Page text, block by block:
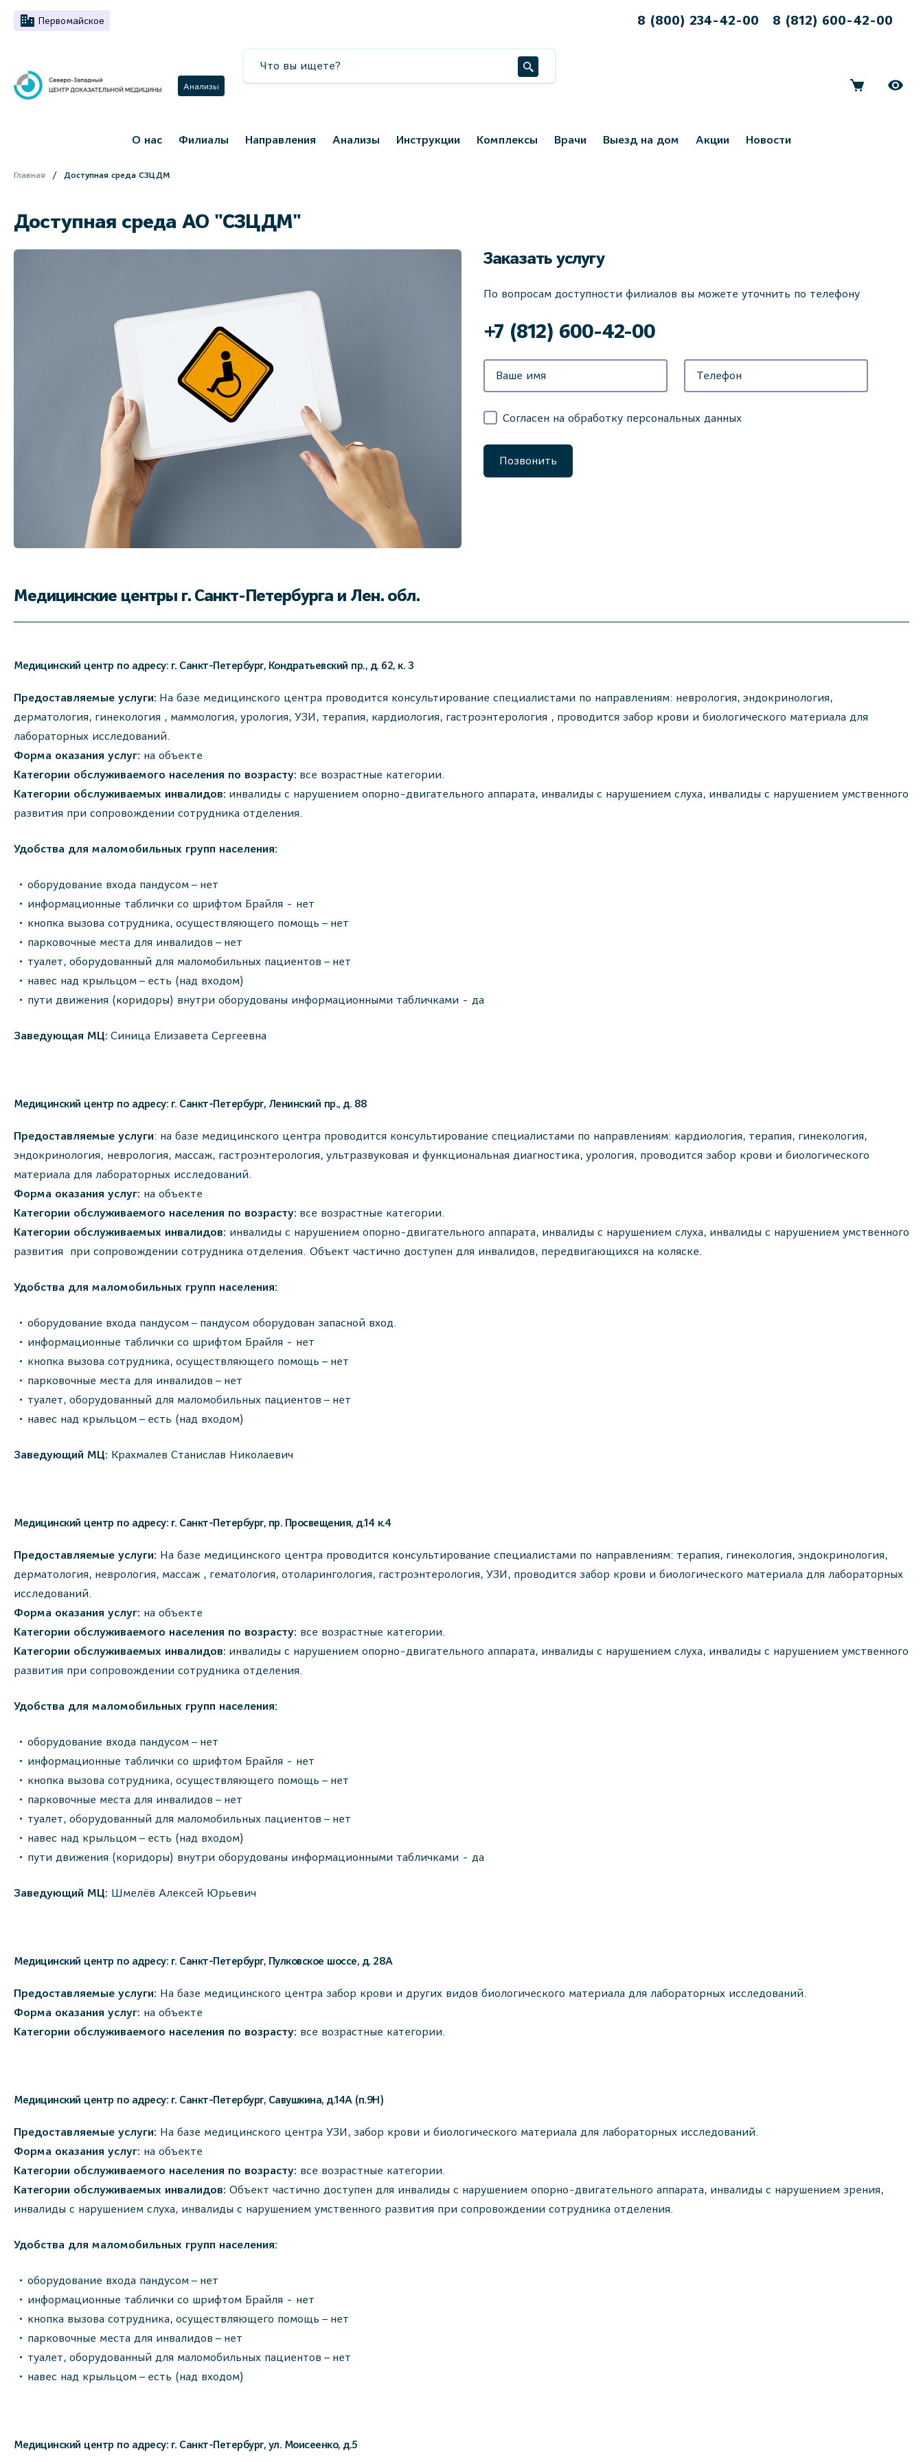
Первомайское 8 (800) 234-42-00 8 (812) 600-42-00
Анализы
О нас Филиалы Направления Анализы Инструкции Комплексы Врачи Выезд на дом Акции Новости
Главная Доступная среда СЗЦДМ
Доступная среда АО "СЗЦДМ"
Заказать услугу
По вопросам доступности филиалов вы можете уточнить по телефону
+7 (812) 600-42-00
Согласен на обработку персональных данных
Позвонить
Медицинские центры г. Санкт-Петербурга и Лен. обл.
Медицинский центр по адресу: г. Санкт-Петербург, Кондратьевский пр., д. 62, к. 3
Предоставляемые услуги: На базе медицинского центра проводится консультирование специалистами по направлениям: неврология, эндокринология,
дерматология, гинекология , маммология, урология, УЗИ, терапия, кардиология, гастроэнтерология , проводится забор крови и биологического материала для
лабораторных исследований.
Форма оказания услуг: на объекте
Категории обслуживаемого населения по возрасту: все возрастные категории.
Категории обслуживаемых инвалидов: инвалиды с нарушением опорно-двигательного аппарата, инвалиды с нарушением слуха, инвалиды с нарушением умственного
развития при сопровождении сотрудника отделения.
Удобства для маломобильных групп населения:
оборудование входа пандусом – нет
информационные таблички со шрифтом Брайля - нет
кнопка вызова сотрудника, осуществляющего помощь – нет
парковочные места для инвалидов – нет
туалет, оборудованный для маломобильных пациентов – нет
навес над крыльцом – есть (над входом)
пути движения (коридоры) внутри оборудованы информационными табличками - да
Заведующая МЦ: Синица Елизавета Сергеевна
Медицинский центр по адресу: г. Санкт-Петербург, Ленинский пр., д. 88
Предоставляемые услуги: на базе медицинского центра проводится консультирование специалистами по направлениям: кардиология, терапия, гинекология,
эндокринология, неврология, массаж, гастроэнтерология, ультразвуковая и функциональная диагностика, урология, проводится забор крови и биологического
материала для лабораторных исследований.
Форма оказания услуг: на объекте
Категории обслуживаемого населения по возрасту: все возрастные категории.
Категории обслуживаемых инвалидов: инвалиды с нарушением опорно-двигательного аппарата, инвалиды с нарушением слуха, инвалиды с нарушением умственного
развития при сопровождении сотрудника отделения. Объект частично доступен для инвалидов, передвигающихся на коляске.
Удобства для маломобильных групп населения:
оборудование входа пандусом – пандусом оборудован запасной вход.
информационные таблички со шрифтом Брайля - нет
кнопка вызова сотрудника, осуществляющего помощь – нет
парковочные места для инвалидов – нет
туалет, оборудованный для маломобильных пациентов – нет
навес над крыльцом – есть (над входом)
Заведующий МЦ: Крахмалев Станислав Николаевич
Медицинский центр по адресу: г. Санкт-Петербург, пр. Просвещения, д.14 к.4
Предоставляемые услуги: На базе медицинского центра проводится консультирование специалистами по направлениям: терапия, гинекология, эндокринология,
дерматология, неврология, массаж , гематология, отоларингология, гастроэнтерология, УЗИ, проводится забор крови и биологического материала для лабораторных
исследований.
Форма оказания услуг: на объекте
Категории обслуживаемого населения по возрасту: все возрастные категории.
Категории обслуживаемых инвалидов: инвалиды с нарушением опорно-двигательного аппарата, инвалиды с нарушением слуха, инвалиды с нарушением умственного
развития при сопровождении сотрудника отделения.
Удобства для маломобильных групп населения:
оборудование входа пандусом – нет
информационные таблички со шрифтом Брайля - нет
кнопка вызова сотрудника, осуществляющего помощь – нет
парковочные места для инвалидов – нет
туалет, оборудованный для маломобильных пациентов – нет
навес над крыльцом – есть (над входом)
пути движения (коридоры) внутри оборудованы информационными табличками - да
Заведующий МЦ: Шмелёв Алексей Юрьевич
Медицинский центр по адресу: г. Санкт-Петербург, Пулковское шоссе, д. 28А
Предоставляемые услуги: На базе медицинского центра забор крови и других видов биологического материала для лабораторных исследований.
Форма оказания услуг: на объекте
Категории обслуживаемого населения по возрасту: все возрастные категории.
Медицинский центр по адресу: г. Санкт-Петербург, Савушкина, д.14А (п.9Н)
Предоставляемые услуги: На базе медицинского центра УЗИ, забор крови и биологического материала для лабораторных исследований.
Форма оказания услуг: на объекте
Категории обслуживаемого населения по возрасту: все возрастные категории.
Категории обслуживаемых инвалидов: Объект частично доступен для инвалиды с нарушением опорно-двигательного аппарата, инвалиды с нарушением зрения,
инвалиды с нарушением слуха, инвалиды с нарушением умственного развития при сопровождении сотрудника отделения.
Удобства для маломобильных групп населения:
оборудование входа пандусом – нет
информационные таблички со шрифтом Брайля - нет
кнопка вызова сотрудника, осуществляющего помощь – нет
парковочные места для инвалидов – нет
туалет, оборудованный для маломобильных пациентов – нет
навес над крыльцом – есть (над входом)
Медицинский центр по адресу: г. Санкт-Петербург, ул. Моисеенко, д.5